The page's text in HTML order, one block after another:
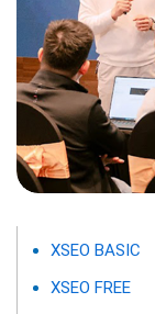
XSEO BASIC
XSEO FREE